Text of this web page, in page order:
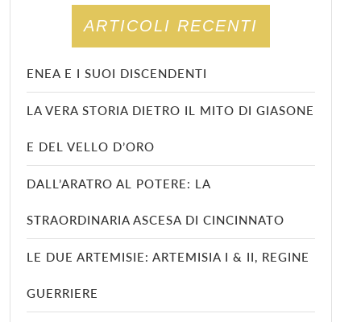
ARTICOLI RECENTI
ENEA E I SUOI DISCENDENTI
LA VERA STORIA DIETRO IL MITO DI GIASONE
E DEL VELLO D’ORO
DALL’ARATRO AL POTERE: LA
STRAORDINARIA ASCESA DI CINCINNATO
LE DUE ARTEMISIE: ARTEMISIA I & II, REGINE
GUERRIERE